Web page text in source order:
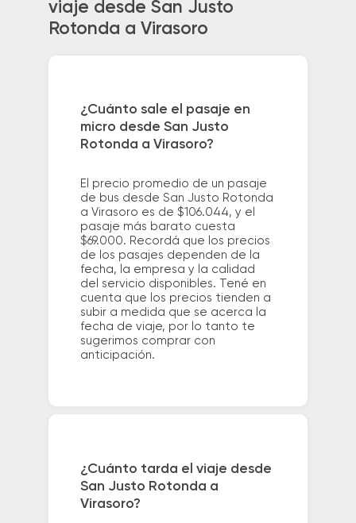
viaje desde San Justo
Rotonda a Virasoro
¿Cuánto sale el pasaje en
micro desde San Justo
Rotonda a Virasoro?
El precio promedio de un pasaje
de bus desde San Justo Rotonda
a Virasoro es de $106.044, y el
pasaje más barato cuesta
$69.000. Recordá que los precios
de los pasajes dependen de la
fecha, la empresa y la calidad
del servicio disponibles. Tené en
cuenta que los precios tienden a
subir a medida que se acerca la
fecha de viaje, por lo tanto te
sugerimos comprar con
anticipación.
¿Cuánto tarda el viaje desde
San Justo Rotonda a
Virasoro?